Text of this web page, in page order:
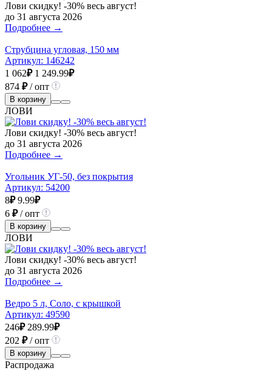
Лови скидку! -30% весь август!
до 31 августа 2026
Подробнее →
Струбцина угловая, 150 мм
Артикул: 146242
1 062₽ 1 249.99₽
874 ₽/ опт
В корзину
ЛОВИ
Лови скидку! -30% весь август!
до 31 августа 2026
Подробнее →
Угольник УГ-50, без покрытия
Артикул: 54200
8₽ 9.99₽
6 ₽/ опт
В корзину
ЛОВИ
Лови скидку! -30% весь август!
до 31 августа 2026
Подробнее →
Ведро 5 л, Соло, с крышкой
Артикул: 49590
246₽ 289.99₽
202 ₽/ опт
В корзину
Распродажа